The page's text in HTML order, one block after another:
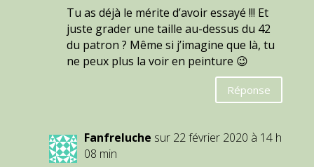
Tu as déjà le mérite d’avoir essayé !!! Et
juste grader une taille au-dessus du 42
du patron ? Même si j’imagine que là, tu
ne peux plus la voir en peinture 😉
Réponse
Fanfreluche sur 22 février 2020 à 14 h
08 min